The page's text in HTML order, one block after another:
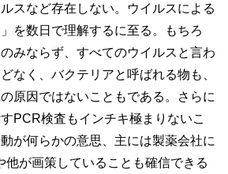
スなど存在しない。ウイルスによる
を数日で理解するに至る。もちろ
みならず、すべてのウイルスと言わ
なく、バクテリアと呼ばれる物も、
原因ではないこともである。さらに
PCR検査もインチキ極まりないこ
が何らかの意思、主には製薬会社に
他が画策していることも確信できる